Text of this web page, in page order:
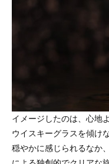
イメージしたのは、心地
ウイスキーグラスを傾け
穏やかに感じられるなか